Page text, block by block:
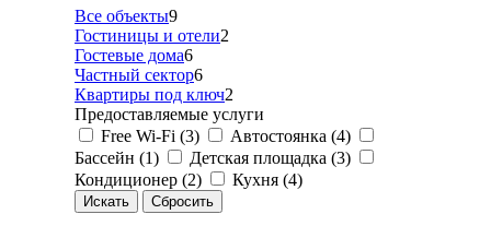
Все объекты9
Гостиницы и отели2
Гостевые дома6
Частный сектор6
Квартиры под ключ2
Предоставляемые услуги
Free Wi-Fi (3)
Автостоянка (4)
Бассейн (1)
Детская площадка (3)
Кондиционер (2)
Кухня (4)